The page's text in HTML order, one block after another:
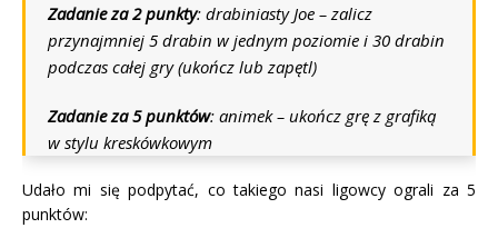
Zadanie za 2 punkty: drabiniasty Joe – zalicz
przynajmniej 5 drabin w jednym poziomie i 30 drabin
podczas całej gry (ukończ lub zapętl)
Zadanie za 5 punktów: animek – ukończ grę z grafiką
w stylu kreskówkowym
Udało mi się podpytać, co takiego nasi ligowcy ograli za 5
punktów: